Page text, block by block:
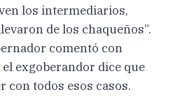
los intermediarios,
de los chaqueños”.
comentó con
exgoberandor dice que
con todos esos casos.